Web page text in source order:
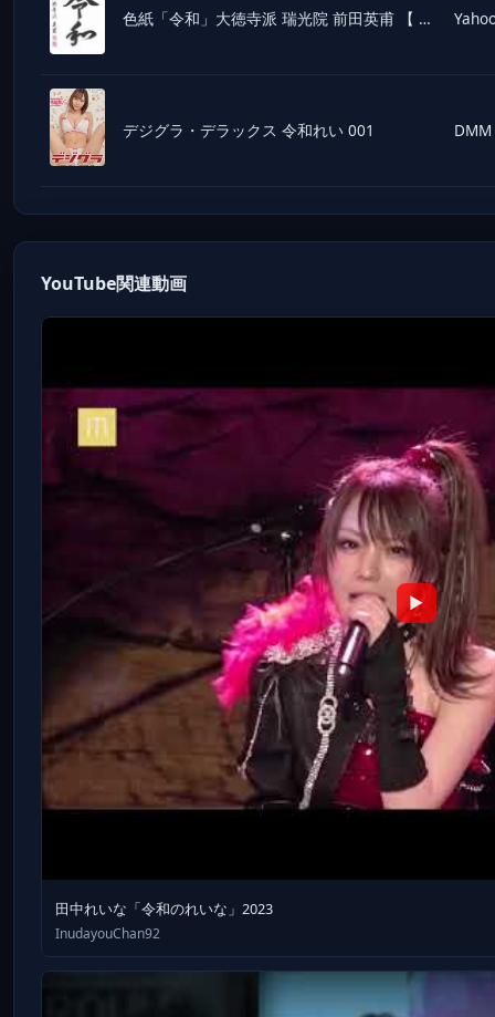
色紙「令和」大徳寺派 瑞光院 前田英甫 【 色紙 】 ｜ 記念 和室 インテリア 書道 万葉集 新元号
デジグラ・デラックス 令和れい 001 DMM
YouTube関連動画
▶
田中れいな「令和のれいな」2023
InudayouChan92